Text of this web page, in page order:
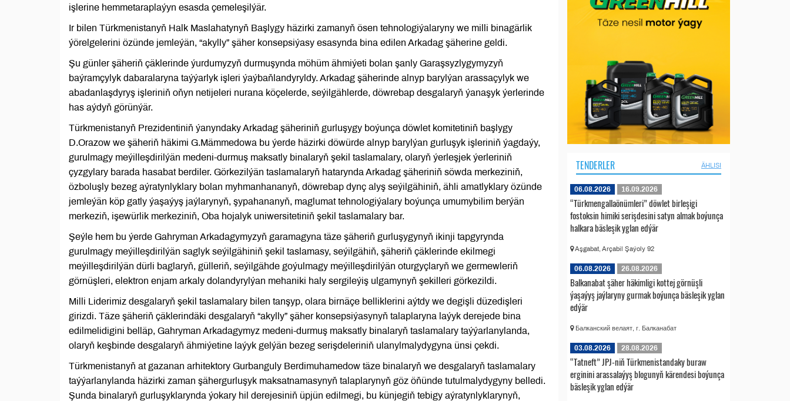
işlerine hemmetaraplaýyn esasda çemeleşilýär.
Ir bilen Türkmenistanyň Halk Maslahatynyň Başlygy häzirki zamanyň ösen tehnologiýalaryny we milli binagärlik
ýörelgelerini özünde jemleýän, “akylly” şäher konsepsiýasy esasynda bina edilen Arkadag şäherine geldi.
Şu günler şäheriň çäklerinde ýurdumyzyň durmuşynda möhüm ähmiýeti bolan şanly Garaşsyzlygymyzyň
baýramçylyk dabaralaryna taýýarlyk işleri ýaýbaňlandyryldy. Arkadag şäherinde alnyp barylýan arassaçylyk we
abadanlaşdyryş işleriniň oňyn netijeleri nurana köçelerde, seýilgählerde, döwrebap desgalaryň ýanaşyk ýerlerinde
has aýdyň görünýär.
Türkmenistanyň Prezidentiniň ýanyndaky Arkadag şäheriniň gurluşygy boýunça döwlet komitetiniň başlygy
D.Orazow we şäheriň häkimi G.Mämmedowa bu ýerde häzirki döwürde alnyp barylýan gurluşyk işleriniň ýagdaýy,
gurulmagy meýilleşdirilýän medeni-durmuş maksatly binalaryň şekil taslamalary, olaryň ýerleşjek ýerleriniň
çyzgylary barada hasabat berdiler. Görkezilýän taslamalaryň hatarynda Arkadag şäheriniň söwda merkeziniň,
özboluşly bezeg aýratynlyklary bolan myhmanhananyň, döwrebap dynç alyş seýilgähiniň, ähli amatlyklary özünde
jemleýän köp gatly ýaşaýyş jaýlarynyň, şypahananyň, maglumat tehnologiýalary boýunça umumybilim berýän
merkeziň, işewürlik merkeziniň, Oba hojalyk uniwersitetiniň şekil taslamalary bar.
Şeýle hem bu ýerde Gahryman Arkadagymyzyň garamagyna täze şäheriň gurluşygynyň ikinji tapgyrynda
gurulmagy meýilleşdirilýän saglyk seýilgähiniň şekil taslamasy, seýilgähiň, şäheriň çäklerinde ekilmegi
meýilleşdirilýän dürli baglaryň, gülleriň, seýilgähde goýulmagy meýilleşdirilýän oturgyçlaryň we germewleriň
görnüşleri, elektron enjam arkaly dolandyrylýan mehaniki haly sergileýiş ulgamynyň şekilleri görkezildi.
Milli Liderimiz desgalaryň şekil taslamalary bilen tanşyp, olara birnäçe belliklerini aýtdy we degişli düzedişleri
girizdi. Täze şäheriň çäklerindäki desgalaryň “akylly” şäher konsepsiýasynyň talaplaryna laýyk derejede bina
edilmelidigini belläp, Gahryman Arkadagymyz medeni-durmuş maksatly binalaryň taslamalary taýýarlanylanda,
olaryň keşbinde desgalaryň ähmiýetine laýyk gelýän bezeg serişdeleriniň ulanylmalydygyna ünsi çekdi.
Türkmenistanyň at gazanan arhitektory Gurbanguly Berdimuhamedow täze binalaryň we desgalaryň taslamalary
taýýarlanylanda häzirki zaman şähergurluşyk maksatnamasynyň talaplarynyň göz öňünde tutulmalydygyny belledi.
Şunda binalaryň gurluşyklarynda ýokary hil derejesiniň üpjün edilmegi, bu künjegiň tebigy aýratynlyklarynyň,
TENDERLER ÄHLISI
06.08.2026 16.09.2026
“Türkmengallaönümleri” döwlet birleşigi
fostoksin himiki serişdesini satyn almak boýunça
halkara bäsleşik yglan edýär
Aşgabat, Arçabil Şaýoly 92
06.08.2026 26.08.2026
Balkanabat şäher häkimligi kottej görnüşli
ýaşaýyş jaýlaryny gurmak boýunça bäsleşik yglan
edýär
Балканский велаят, г. Балканабат
03.08.2026 28.08.2026
“Tatneft” JPJ-niň Türkmenistandaky buraw
erginini arassalaýyş blogunyň kärendesi boýunça
bäsleşik yglan edýär